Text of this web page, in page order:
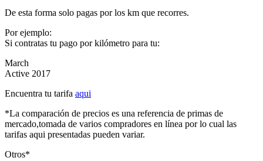
De esta forma solo pagas por los km que recorres.
Por ejemplo:
Si contratas tu pago por kilómetro para tu:
March
Active 2017
Encuentra tu tarifa aqui
*La comparación de precios es una referencia de primas de
mercado,tomada de varios compradores en línea por lo cual las
tarifas aqui presentadas pueden variar.
Otros*